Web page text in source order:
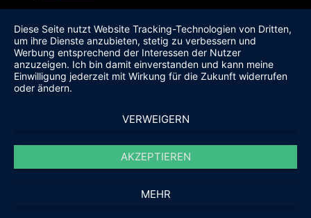
Diese Seite nutzt Website Tracking-Technologien von Dritten,
um ihre Dienste anzubieten, stetig zu verbessern und
Werbung entsprechend der Interessen der Nutzer
anzuzeigen. Ich bin damit einverstanden und kann meine
Einwilligung jederzeit mit Wirkung für die Zukunft widerrufen
oder ändern.
VERWEIGERN
AKZEPTIEREN
MEHR